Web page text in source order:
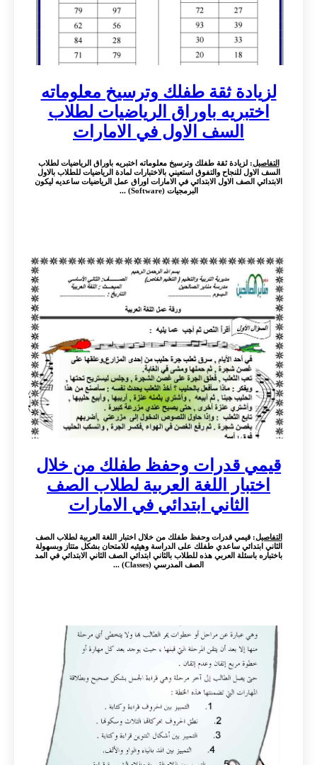
لزيادة ثقة طفلك وترسيخ معلوماته
اختبريه باوراق الرياضيات لطلاب
السف الاول في الامارات
التفاصيل: لزيادة ثقة طفلك وترسيخ معلوماته اختبريه باوراق الرياضيات لطلاب
السف الاول للنجاح والتفوق استعيني بالاختبارات لمادة الرياضيات للطلاب بالاول
الابتدائي الصف الاول الابتدائي في الامارات اوراق عمل الرياضيات ساعديه ليكون
البرمجيات (Software) ...
قيمي قدرات وحفظ طفلك من خلال
اختبار اللغة العربية لطلاب الصف
الثاني ابتدائي في الامارات
التفاصيل: قيمي قدرات وحفظ طفلك من خلال اختبار اللغة العربية لطلاب الصف
الثاني ابتدائي ساعدي طفلك على الدراسة وهيئيه للامتحان بشكل متتاز وبسهولة
باختباره باسئلة العربي هذه للطلاب بالثاني ابتدائي الصف الثاني الابتدائي في المد
الصف المدرسي (Classes) ...